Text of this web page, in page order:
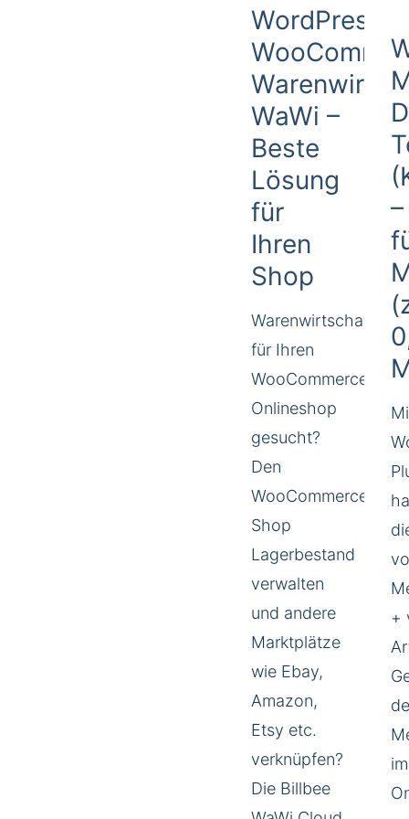
WordPress
WaWi –
Beste
Lösung
für
Ihren
Shop
Warenwirtschaft
für Ihren
WooCommerce
Onlineshop
gesucht?
Den
WooCommerce
Shop
Lagerbestand
verwalten
und andere
Marktplätze
wie Ebay,
Amazon,
Etsy etc.
verknüpfen?
Die Billbee
+
im